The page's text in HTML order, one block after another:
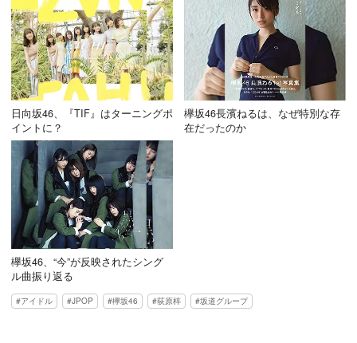
日向坂46、『TIF』はターニングポ
イントに？
欅坂46長濱ねるは、なぜ特別な存
在だったのか
欅坂46、“今”が反映されたシング
ル曲振り返る
アイドル JPOP 欅坂46 荻原梓 坂道グループ